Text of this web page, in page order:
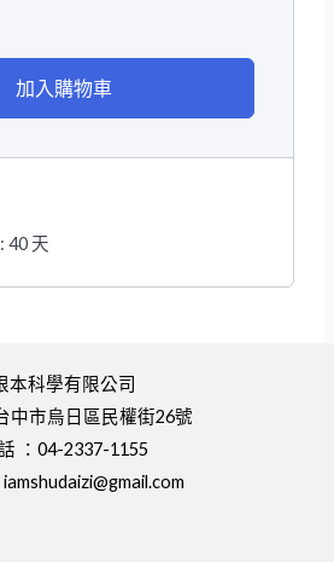
加入購物車
40 天
本科學有限公司
中市烏日區民權街26號
：04-2337-1155
iamshudaizi@gmail.com